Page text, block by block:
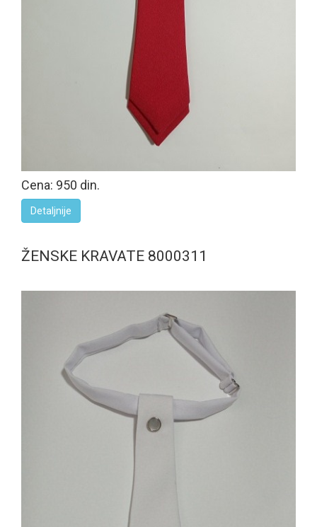
Cena: 950 din.
Detaljnije
ŽENSKE KRAVATE 8000311